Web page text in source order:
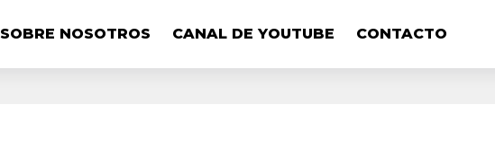
SOBRE NOSOTROS CANAL DE YOUTUBE CONTACTO